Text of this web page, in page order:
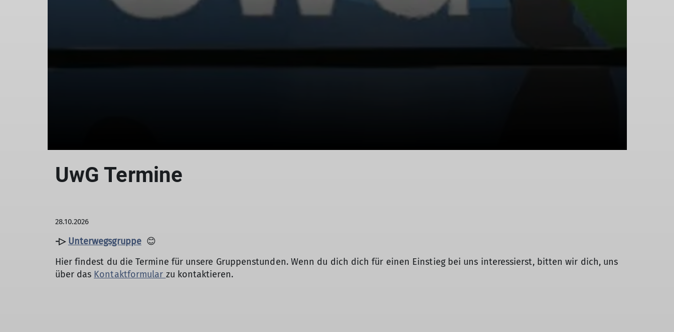
UwG Termine
28.10.2026
-▷ Unterwegsgruppe😊
Hier findest du die Termine für unsere Gruppenstunden. Wenn du dich dich für einen Einstieg bei uns interessierst, bitten wir dich, uns
über das Kontaktformular zu kontaktieren.